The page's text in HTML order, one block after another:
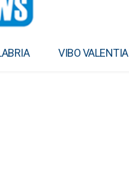
VIBO VALENTIA